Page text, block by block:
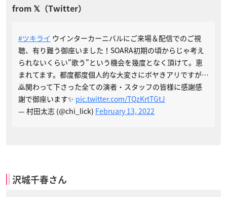
#ツキライ ウインターカーニバルにご来場＆配信でのご視
聴、有り難う御座いました！SOARA初期の頃からじゃ考え
られないくらい"歌う"という機会を幾度となく頂けて。恵
まれてます。都度都度個人的な大変さにボヤきアリですが…
🙇関わって下さった全ての演者・スタッフの皆様に感謝感
謝で御座います✨ pic.twitter.com/TQzKrtTGtJ
— 村田太志 (@chi_lick) February 13, 2022
沢城千春さん